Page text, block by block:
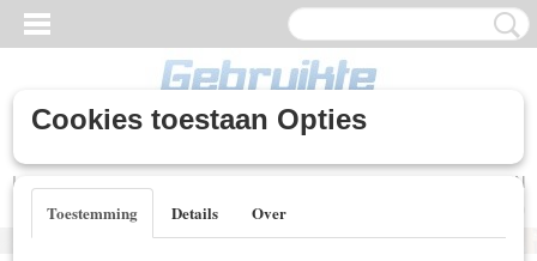
Inloggen
UW WINKELWAGEN
Cookies toestaan Opties
Toestemming Details Over